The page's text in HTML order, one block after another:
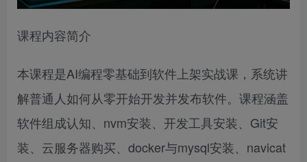
课程内容简介
本课程是AI编程零基础到软件上架实战课，系统讲
解普通人如何从零开始开发并发布软件。课程涵盖
软件组成认知、nvm安装、开发工具安装、Git安
装、云服务器购买、docker与mysql安装、navicat